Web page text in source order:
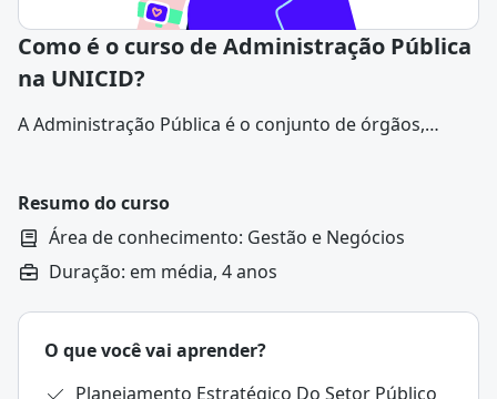
Como é o curso de Administração Pública
na UNICID?
A Administração Pública é o conjunto de órgãos,
governamentais.
Resumo do curso
Área de conhecimento: Gestão e Negócios
Duração: em média, 4 anos
O que você vai aprender?
Planejamento Estratégico Do Setor Público